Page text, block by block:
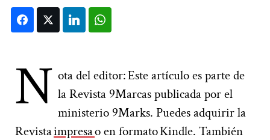
FacebookTwitter LinkedIn
N ota del editor:Este artículo es parte de
la Revista 9Marcas publicada por el
ministerio 9Marks. Puedes adquirir la
Revistaimpresao en formatoKindle. También